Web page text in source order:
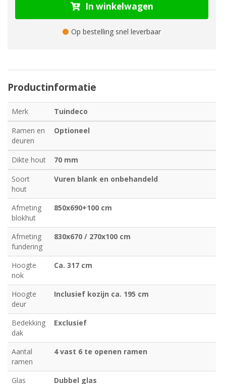
In winkelwagen
Op bestelling snel leverbaar
Productinformatie
Merk
Tuindeco
Ramen en
deuren
Optioneel
Dikte hout
70 mm
Soort
hout
Vuren blank en onbehandeld
Afmeting
blokhut
850x690+100 cm
Afmeting
fundering
830x670 / 270x100 cm
Hoogte
nok
Ca. 317 cm
Hoogte
deur
Inclusief kozijn ca. 195 cm
Bedekking
dak
Exclusief
Aantal
ramen
4 vast 6 te openen ramen
Glas
Dubbel glas